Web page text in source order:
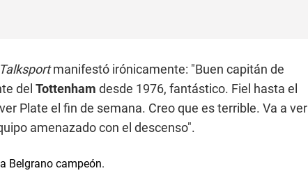
Talksportmanifestó irónicamente: "Buen capitán de
del Tottenham desde 1976, fantástico. Fiel hasta el
Plate el fin de semana. Creo que es terrible. Va a ver
amenazado con el descenso".